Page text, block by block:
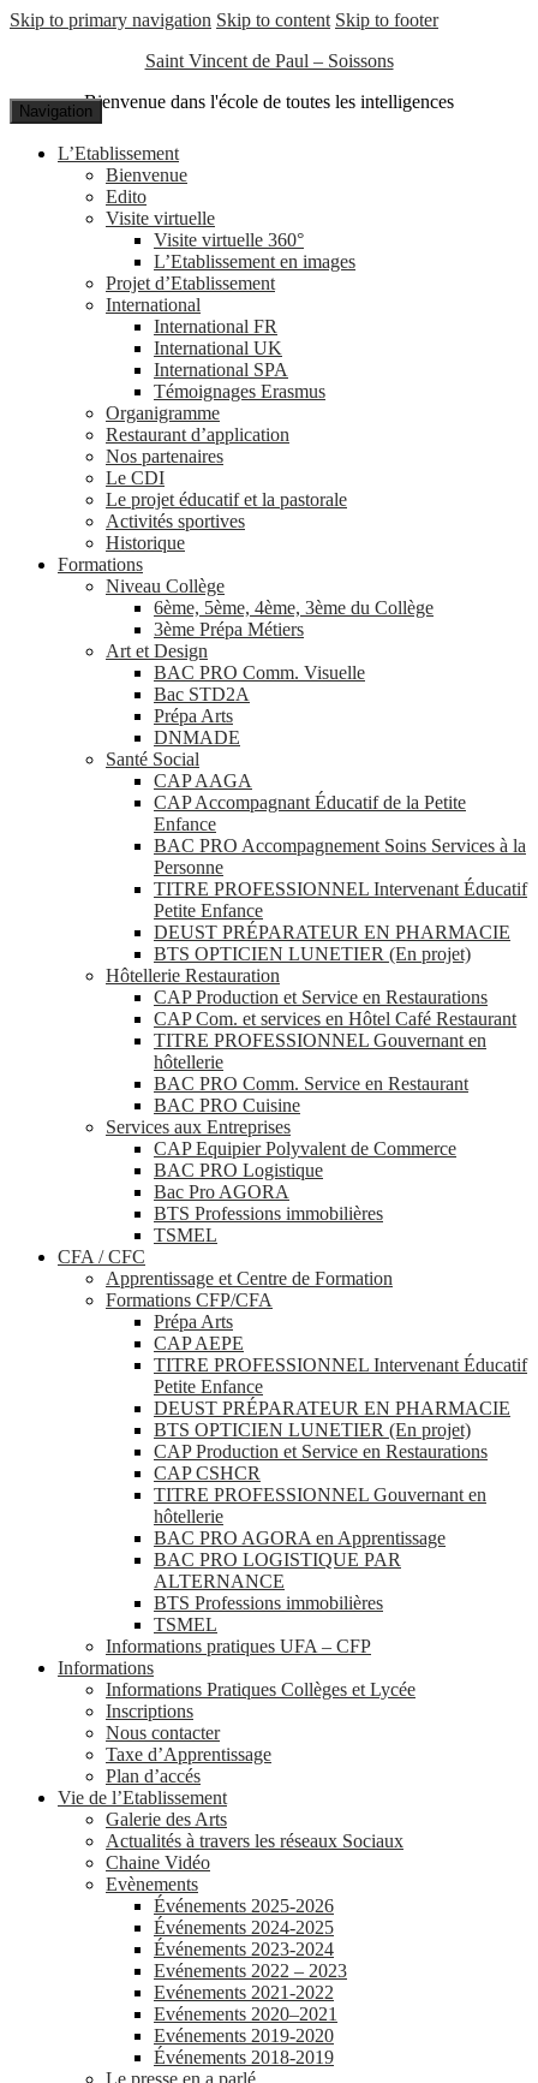
Skip to primary navigation Skip to content Skip to footer
Saint Vincent de Paul – Soissons
Bienvenue dans l'école de toutes les intelligences
Navigation
L’Etablissement
Bienvenue
Edito
Visite virtuelle
Visite virtuelle 360°
L’Etablissement en images
Projet d’Etablissement
International
International FR
International UK
International SPA
Témoignages Erasmus
Organigramme
Restaurant d’application
Nos partenaires
Le CDI
Le projet éducatif et la pastorale
Activités sportives
Historique
Formations
Niveau Collège
6ème, 5ème, 4ème, 3ème du Collège
3ème Prépa Métiers
Art et Design
BAC PRO Comm. Visuelle
Bac STD2A
Prépa Arts
DNMADE
Santé Social
CAP AAGA
CAP Accompagnant Éducatif de la Petite
Enfance
BAC PRO Accompagnement Soins Services à la
Personne
TITRE PROFESSIONNEL Intervenant Éducatif
Petite Enfance
DEUST PRÉPARATEUR EN PHARMACIE
BTS OPTICIEN LUNETIER (En projet)
Hôtellerie Restauration
CAP Production et Service en Restaurations
CAP Com. et services en Hôtel Café Restaurant
TITRE PROFESSIONNEL Gouvernant en
hôtellerie
BAC PRO Comm. Service en Restaurant
BAC PRO Cuisine
Services aux Entreprises
CAP Equipier Polyvalent de Commerce
BAC PRO Logistique
Bac Pro AGORA
BTS Professions immobilières
TSMEL
CFA / CFC
Apprentissage et Centre de Formation
Formations CFP/CFA
Prépa Arts
CAP AEPE
TITRE PROFESSIONNEL Intervenant Éducatif
Petite Enfance
DEUST PRÉPARATEUR EN PHARMACIE
BTS OPTICIEN LUNETIER (En projet)
CAP Production et Service en Restaurations
CAP CSHCR
TITRE PROFESSIONNEL Gouvernant en
hôtellerie
BAC PRO AGORA en Apprentissage
BAC PRO LOGISTIQUE PAR
ALTERNANCE
BTS Professions immobilières
TSMEL
Informations pratiques UFA – CFP
Informations
Informations Pratiques Collèges et Lycée
Inscriptions
Nous contacter
Taxe d’Apprentissage
Plan d’accés
Vie de l’Etablissement
Galerie des Arts
Actualités à travers les réseaux Sociaux
Chaine Vidéo
Evènements
Événements 2025-2026
Événements 2024-2025
Événements 2023-2024
Evénements 2022 – 2023
Evénements 2021-2022
Evénements 2020–2021
Evénements 2019-2020
Événements 2018-2019
Le presse en a parlé